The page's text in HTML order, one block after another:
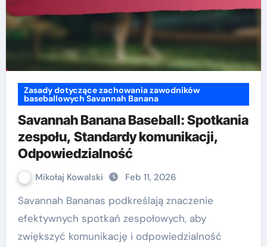
Zasady dotyczące zachowania zawodników
baseballowych Savannah Banana
Savannah Banana Baseball: Spotkania
zespołu, Standardy komunikacji,
Odpowiedzialność
Mikołaj Kowalski Feb 11, 2026
Savannah Bananas podkreślają znaczenie
efektywnych spotkań zespołowych, aby
zwiększyć komunikację i odpowiedzialność